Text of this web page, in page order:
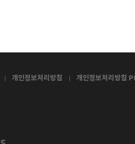
개인정보처리방침 개인정보처리방침